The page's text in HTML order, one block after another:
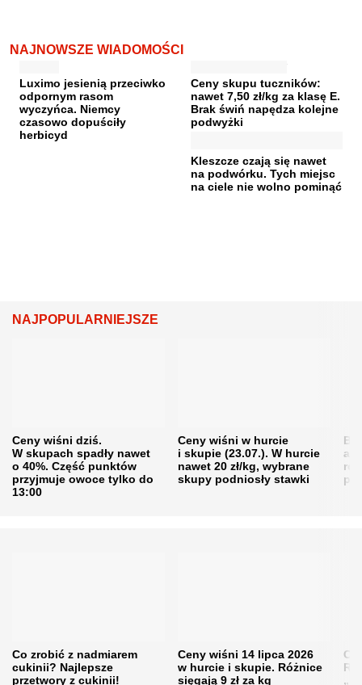
NAJNOWSZE WIADOMOŚCI
Luximo jesienią przeciwko
odpornym rasom
wyczyńca. Niemcy
czasowo dopuściły
herbicyd
Ceny skupu tuczników:
nawet 7,50 zł/kg za klasę E.
Brak świń napędza kolejne
podwyżki
Kleszcze czają się nawet
na podwórku. Tych miejsc
na ciele nie wolno pominąć
NAJPOPULARNIEJSZE
Ceny wiśni dziś.
W skupach spadły nawet
o 40%. Część punktów
przyjmuje owoce tylko do
13:00
Ceny wiśni w hurcie
i skupie (23.07.). W hurcie
nawet 20 zł/kg, wybrane
skupy podniosły stawki
Co zrobić z nadmiarem
cukinii? Najlepsze
przetwory z cukinii!
Ceny wiśni 14 lipca 2026
w hurcie i skupie. Różnice
sięgają 9 zł za kg